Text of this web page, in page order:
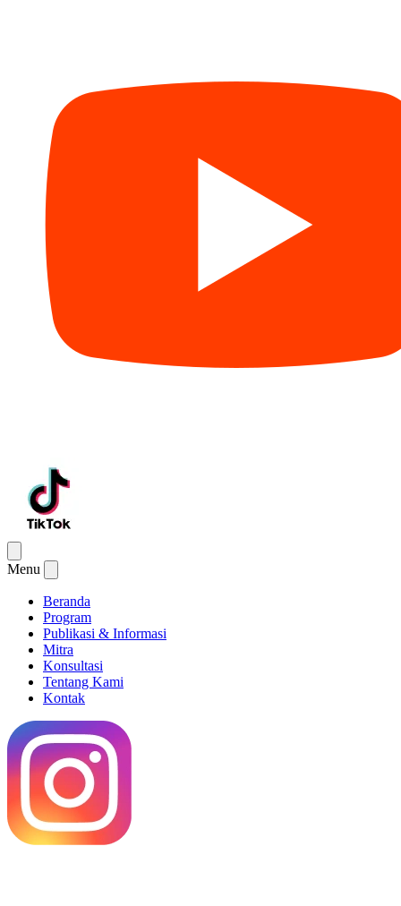
Menu
Beranda
Program
Publikasi & Informasi
Mitra
Konsultasi
Tentang Kami
Kontak